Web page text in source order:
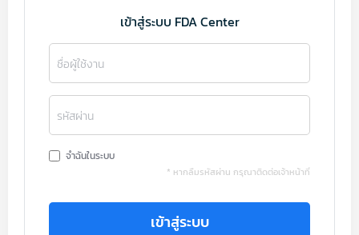
เข้าสู่ระบบ FDA Center
ชื่อผู้ใช้งาน
รหัสผ่าน
จำฉันในระบบ
* หากลืมรหัสผ่าน กรุณาติดต่อเจ้าหน้าที่
เข้าสู่ระบบ